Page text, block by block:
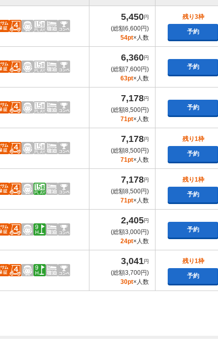
5,450円
(総額6,600円)
54pt×人数
残り3枠
予約
6,360円
(総額7,600円)
63pt×人数
予約
7,178円
(総額8,500円)
71pt×人数
予約
7,178円
(総額8,500円)
71pt×人数
残り1枠
予約
7,178円
(総額8,500円)
71pt×人数
残り1枠
予約
2,405円
(総額3,000円)
24pt×人数
予約
3,041円
(総額3,700円)
30pt×人数
残り1枠
予約